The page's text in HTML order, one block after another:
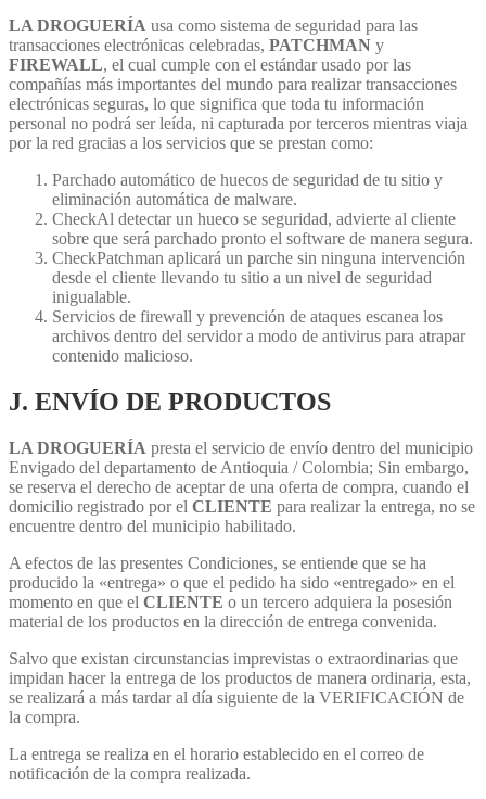
LA DROGUERÍA usa como sistema de seguridad para las
transacciones electrónicas celebradas, PATCHMAN y
FIREWALL, el cual cumple con el estándar usado por las
compañías más importantes del mundo para realizar transacciones
electrónicas seguras, lo que significa que toda tu información
personal no podrá ser leída, ni capturada por terceros mientras viaja
por la red gracias a los servicios que se prestan como:
Parchado automático de huecos de seguridad de tu sitio y
eliminación automática de malware.
CheckAl detectar un hueco se seguridad, advierte al cliente
sobre que será parchado pronto el software de manera segura.
CheckPatchman aplicará un parche sin ninguna intervención
desde el cliente llevando tu sitio a un nivel de seguridad
inigualable.
Servicios de firewall y prevención de ataques escanea los
archivos dentro del servidor a modo de antivirus para atrapar
contenido malicioso.
J. ENVÍO DE PRODUCTOS
LA DROGUERÍA presta el servicio de envío dentro del municipio
Envigado del departamento de Antioquia / Colombia; Sin embargo,
se reserva el derecho de aceptar de una oferta de compra, cuando el
domicilio registrado por el CLIENTE para realizar la entrega, no se
encuentre dentro del municipio habilitado.
A efectos de las presentes Condiciones, se entiende que se ha
producido la «entrega» o que el pedido ha sido «entregado» en el
momento en que el CLIENTE o un tercero adquiera la posesión
material de los productos en la dirección de entrega convenida.
Salvo que existan circunstancias imprevistas o extraordinarias que
impidan hacer la entrega de los productos de manera ordinaria, esta,
se realizará a más tardar al día siguiente de la VERIFICACIÓN de
la compra.
La entrega se realiza en el horario establecido en el correo de
notificación de la compra realizada.